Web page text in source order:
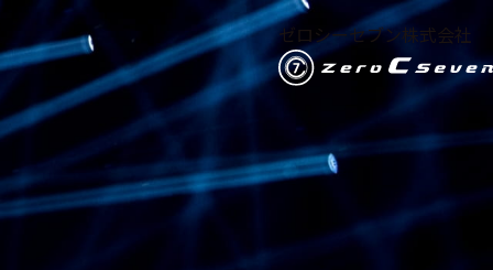
ゼロシーセブン株式会社